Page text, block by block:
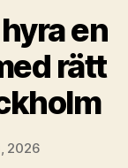
en
rätt
2026